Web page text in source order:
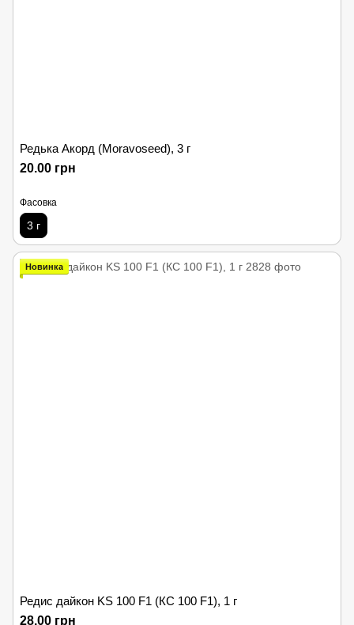
Редька Акорд (Moravoseed), 3 г
20.00 грн
Фасовка
3 г
Новинка
Редис дайкон KS 100 F1 (КС 100 F1), 1 г
28.00 грн